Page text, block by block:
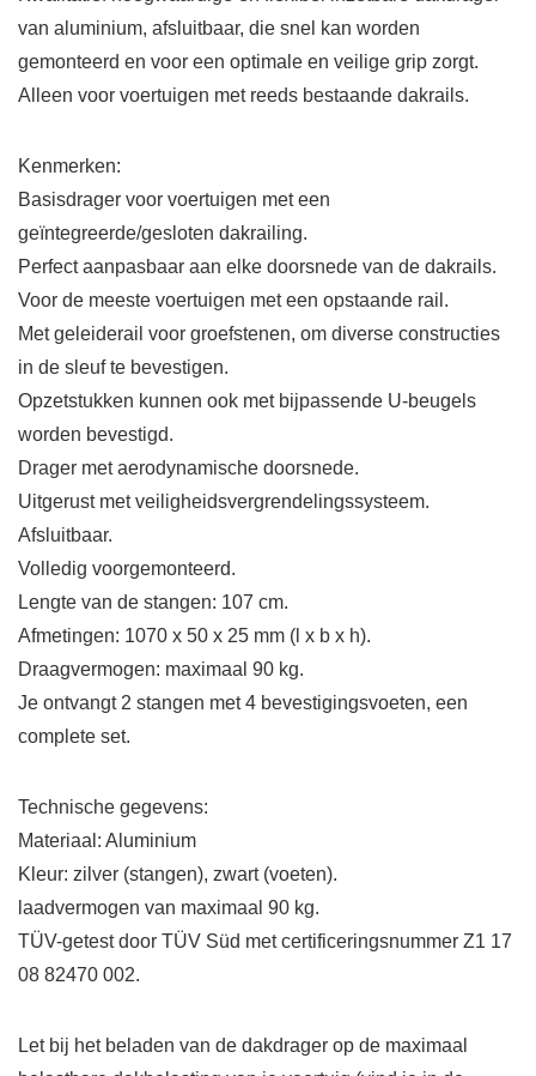
van aluminium, afsluitbaar, die snel kan worden
gemonteerd en voor een optimale en veilige grip zorgt.
Alleen voor voertuigen met reeds bestaande dakrails.
Kenmerken:
Basisdrager voor voertuigen met een
geïntegreerde/gesloten dakrailing.
Perfect aanpasbaar aan elke doorsnede van de dakrails.
Voor de meeste voertuigen met een opstaande rail.
Met geleiderail voor groefstenen, om diverse constructies
in de sleuf te bevestigen.
Opzetstukken kunnen ook met bijpassende U-beugels
worden bevestigd.
Drager met aerodynamische doorsnede.
Uitgerust met veiligheidsvergrendelingssysteem.
Afsluitbaar.
Volledig voorgemonteerd.
Lengte van de stangen: 107 cm.
Afmetingen: 1070 x 50 x 25 mm (l x b x h).
Draagvermogen: maximaal 90 kg.
Je ontvangt 2 stangen met 4 bevestigingsvoeten, een
complete set.
Technische gegevens:
Materiaal: Aluminium
Kleur: zilver (stangen), zwart (voeten).
laadvermogen van maximaal 90 kg.
TÜV-getest door TÜV Süd met certificeringsnummer Z1 17
08 82470 002.
Let bij het beladen van de dakdrager op de maximaal